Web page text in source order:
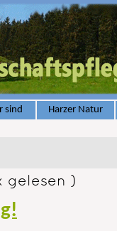
sind Harzer Natur
gelesen )